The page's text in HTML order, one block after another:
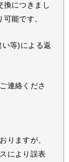
換につきまし
能です。
等)による返
連絡くださ
りますが、
により誤表